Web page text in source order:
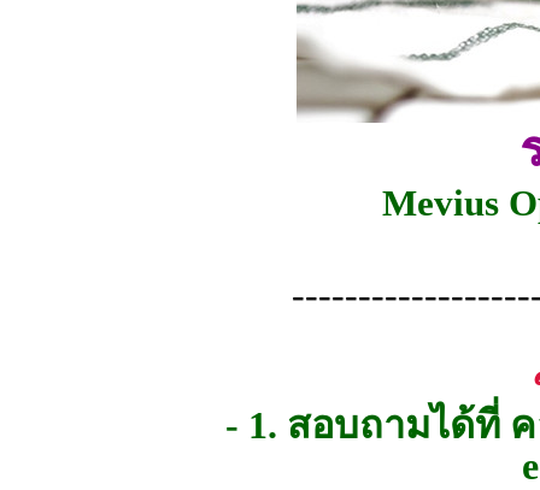
Mevius
- 1. สอบถามได้ที่